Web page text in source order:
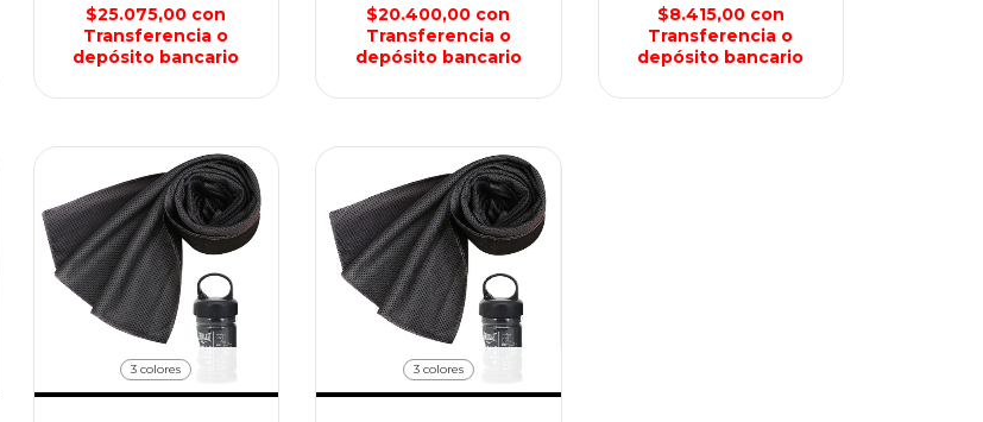
$25.075,00 con
Transferencia o
depósito bancario
$20.400,00 con
Transferencia o
depósito bancario
$8.415,00 con
Transferencia o
depósito bancario
3 colores 3 colores